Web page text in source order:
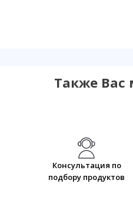
Также Вас
Консультация по
подбору продуктов